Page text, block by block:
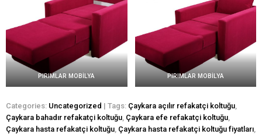
PIRIMLAR MOBİLYA PIRIMLAR MOBİLYA
Categories: Uncategorized | Tags: Çaykara açılır refakatçi koltuğu
Çaykara bahadır refakatçi koltuğu Çaykara efe refakatçi koltuğu
Çaykara hasta refakatçi koltuğu Çaykara hasta refakatçi koltuğu fiyatları